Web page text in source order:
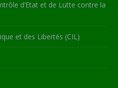
d’Etat et de Lutte contre la
et des Libertés (CIL)